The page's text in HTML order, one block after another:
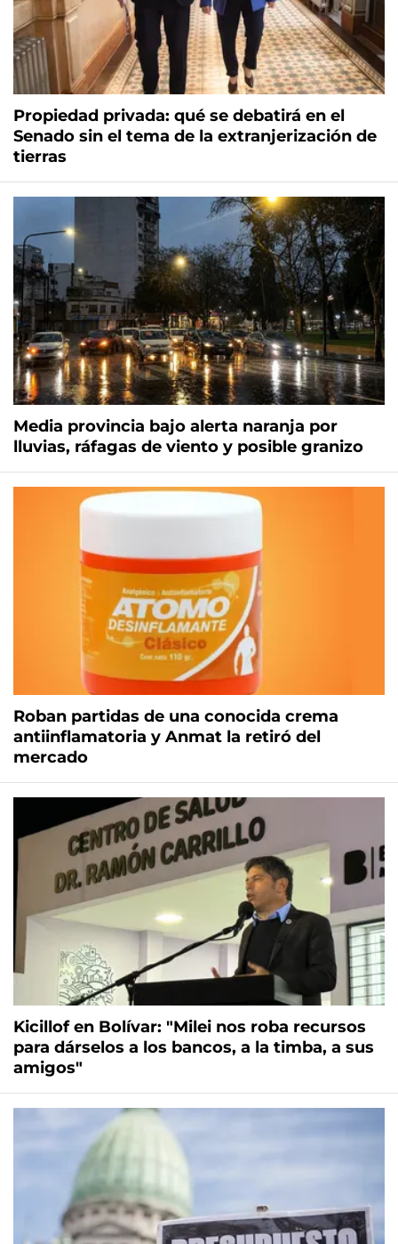
Propiedad privada: qué se debatirá en el
Senado sin el tema de la extranjerización de
tierras
Media provincia bajo alerta naranja por
lluvias, ráfagas de viento y posible granizo
Roban partidas de una conocida crema
antiinflamatoria y Anmat la retiró del
mercado
Kicillof en Bolívar: "Milei nos roba recursos
para dárselos a los bancos, a la timba, a sus
amigos"